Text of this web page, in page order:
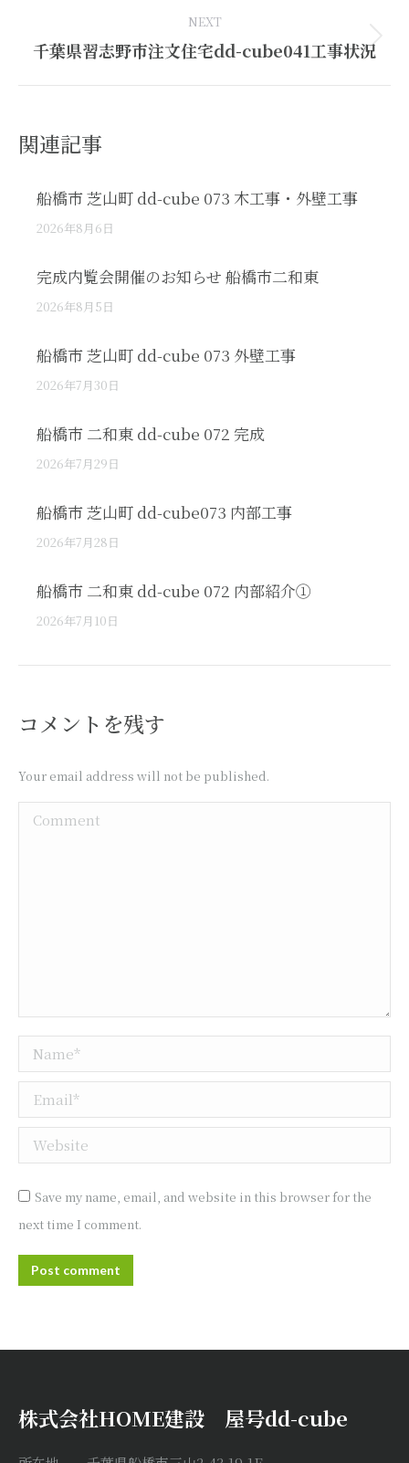
NEXT
Next
千葉県習志野市注文住宅dd-cube041工事状況
関連記事
船橋市 芝山町 dd-cube 073 木工事・外壁工事
2026年8月6日
完成内覧会開催のお知らせ 船橋市二和東
2026年8月5日
船橋市 芝山町 dd-cube 073 外壁工事
2026年7月30日
船橋市 二和東 dd-cube 072 完成
2026年7月29日
船橋市 芝山町 dd-cube073 内部工事
2026年7月28日
船橋市 二和東 dd-cube 072 内部紹介①
2026年7月10日
コメントを残す
Your email address will not be published.
Comment
Name *
Email *
Website
Save my name, email, and website in this browser for the
next time I comment.
Post comment
株式会社HOME建設 屋号dd-cube